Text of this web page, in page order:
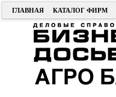
ГЛАВНАЯ КАТАЛОГ ФИРМ